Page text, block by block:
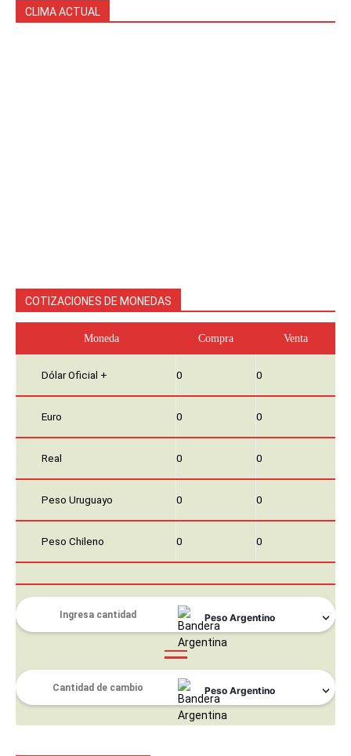
CLIMA ACTUAL
COTIZACIONES DE MONEDAS
Moneda Compra Venta
Dólar Oficial + 0 0
Euro 0 0
Real 0 0
Peso Uruguayo 0 0
Peso Chileno 0 0